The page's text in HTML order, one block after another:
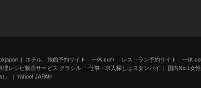
ホテル、旅館予約サイト 一休.com
レストラン予約サイト 一休
理レシピ動画サービス クラシル 仕事・求人探しはスタンバイ
国内No.1女
」
Yahoo! JAPAN